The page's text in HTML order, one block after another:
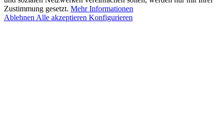
Zustimmung gesetzt. Mehr Informationen
Ablehnen Alle akzeptieren Konfigurieren